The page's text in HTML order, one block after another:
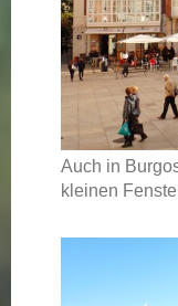
Auch in
kleinen